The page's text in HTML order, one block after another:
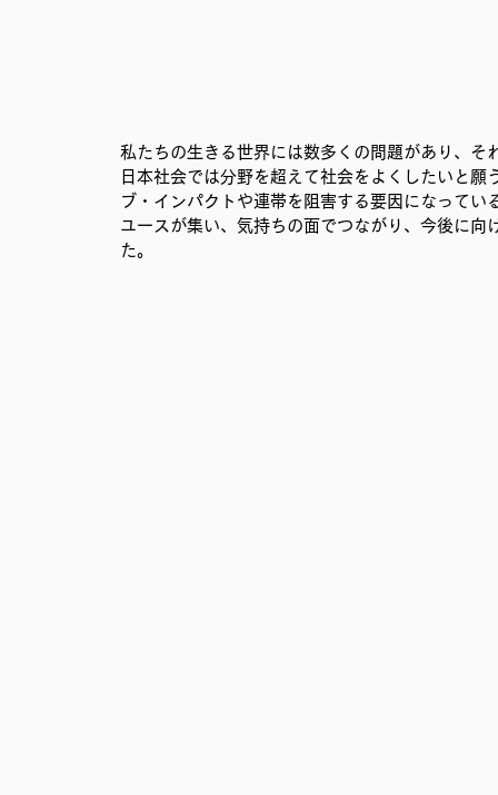
私たちの生きる世界には数多くの問題があり、
日本社会では分野を超えて社会をよくしたいと
ブ・インパクトや連帯を阻害する要因になって
ユースが集い、気持ちの面でつながり、今後に
た。